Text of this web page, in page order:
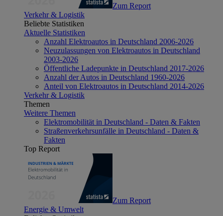
Zum Report
Verkehr & Logistik
Beliebte Statistiken
Aktuelle Statistiken
Anzahl Elektroautos in Deutschland 2006-2026
Neuzulassungen von Elektroautos in Deutschland
2003-2026
Öffentliche Ladepunkte in Deutschland 2017-2026
Anzahl der Autos in Deutschland 1960-2026
Anteil von Elektroautos in Deutschland 2014-2026
Verkehr & Logistik
Themen
Weitere Themen
Elektromobilität in Deutschland - Daten & Fakten
Straßenverkehrsunfälle in Deutschland - Daten &
Fakten
Top Report
Zum Report
Energie & Umwelt